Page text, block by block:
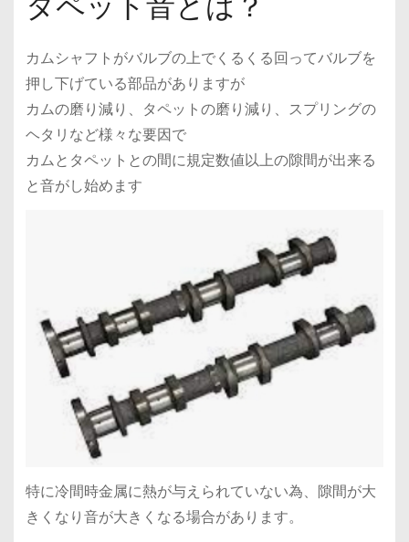
カムシャフトがバルブの上でくるくる回ってバルブを
押し下げている部品がありますが
カムの磨り減り、タペットの磨り減り、スプリングの
ヘタリなど様々な要因で
カムとタペットとの間に規定数値以上の隙間が出来る
と音がし始めます
特に冷間時金属に熱が与えられていない為、隙間が大
きくなり音が大きくなる場合があります。